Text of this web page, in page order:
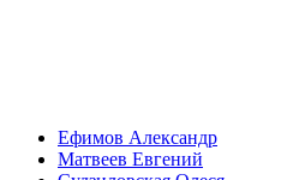
Ефимов Александр
Матвеев Евгений